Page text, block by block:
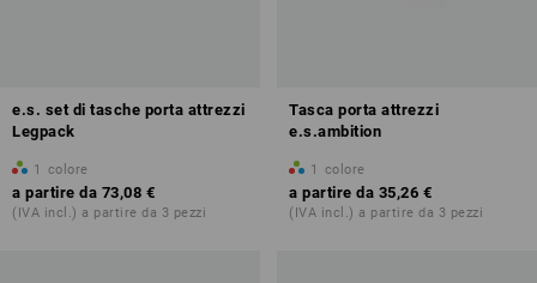
e.s. set di tasche porta attrezzi
Legpack
1 colore
a partire da 73,08 €
(IVA incl.) a partire da 3 pezzi
Tasca porta attrezzi
e.s.ambition
1 colore
a partire da 35,26 €
(IVA incl.) a partire da 3 pezzi